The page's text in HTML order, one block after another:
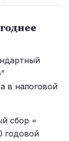
в налоговой
сбор =
годовой